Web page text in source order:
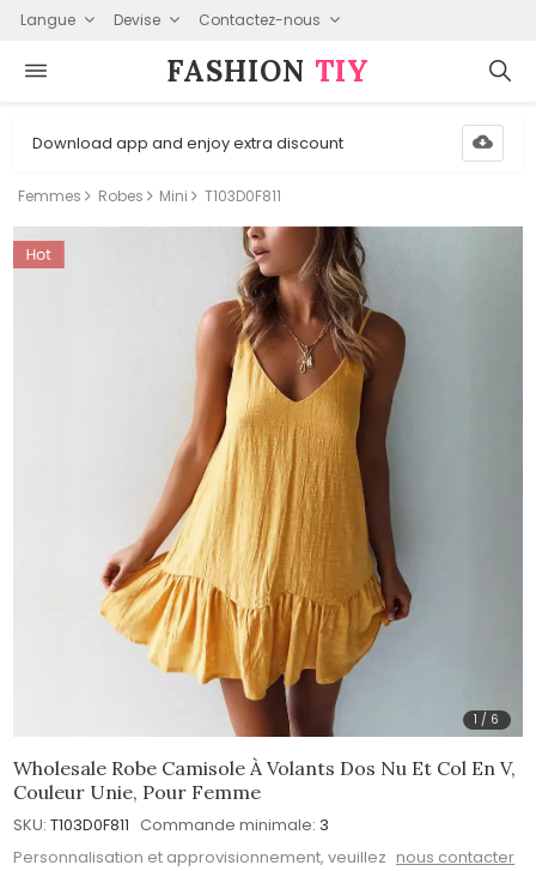
Langue Devise Contactez-nous
FASHION⁠ TIY
Download app and enjoy extra discount
Femmes Robes Mini T103D0F811
1 / 6
Wholesale Robe Camisole À Volants Dos Nu Et Col En V,
Couleur Unie, Pour Femme
SKU: T103D0F811 Commande minimale: 3
Personnalisation et approvisionnement, veuillez nous contacter